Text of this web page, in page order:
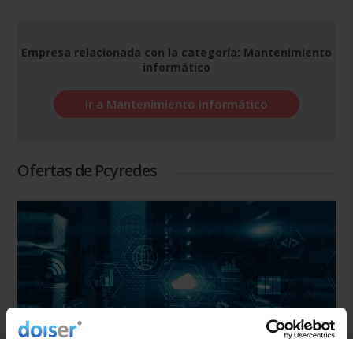
Empresa relacionada con la categoría: Mantenimiento
informático
Ir a Mantenimiento informático
Ofertas de Pcyredes